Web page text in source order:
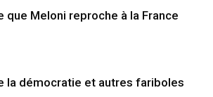
que Meloni reproche à la France
la démocratie et autres fariboles